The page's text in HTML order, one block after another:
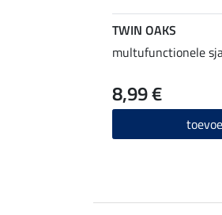
TWIN OAKS
multufunctionele
8,99 €